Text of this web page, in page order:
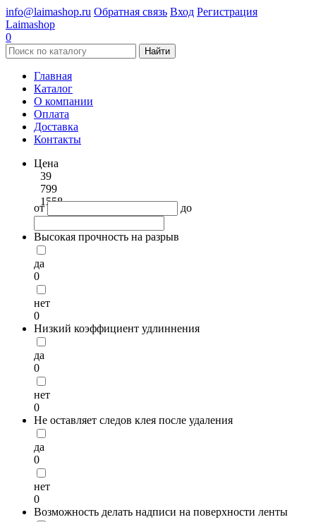
info@laimashop.ru Обратная связь Вход Регистрация
Laimashop
0
Найти
Главная
Каталог
О компании
Оплата
Доставка
Контакты
Цена
39
799
1558
от до
Высокая прочность на разрыв
да
0
нет
0
Низкий коэффициент удлиннения
да
0
нет
0
Не оставляет следов клея после удаления
да
0
нет
0
Возможность делать надписи на поверхности ленты